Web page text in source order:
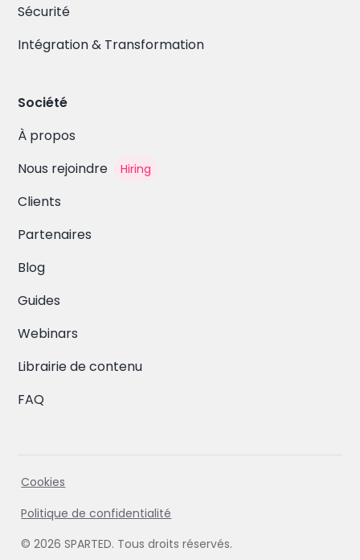
Sécurité
Intégration & Transformation
Société
À propos
Nous rejoindre
Hiring
Clients
Partenaires
Blog
Guides
Webinars
Librairie de contenu
FAQ
© 2026 SPARTED. Tous droits réservés.
Cookies
Politique de confidentialité